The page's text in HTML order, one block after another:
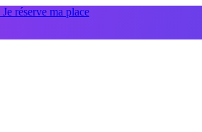
Je réserve ma place